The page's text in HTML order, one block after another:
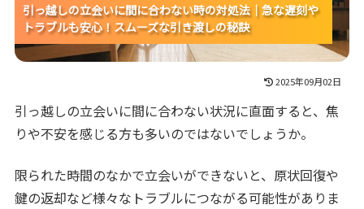
引っ越しの立会いに間に合わない時の対処法｜急な遅刻や
トラブルも安心！スムーズな引き渡しの秘訣
引っ越しの立会いに間に合わない時の対処法｜急な遅刻や
トラブルも安心！スムーズな引き渡しの秘訣
引っ越しの立会いに間に合わない時の対処法｜急な遅刻や
トラブルも安心！スムーズな引き渡しの秘訣
2025年09月02日
引っ越しの立会いに間に合わない状況に直面すると、焦
りや不安を感じる方も多いのではないでしょうか。
限られた時間のなかで立会いができないと、原状回復や
鍵の返却など様々なトラブルにつながる可能性がありま